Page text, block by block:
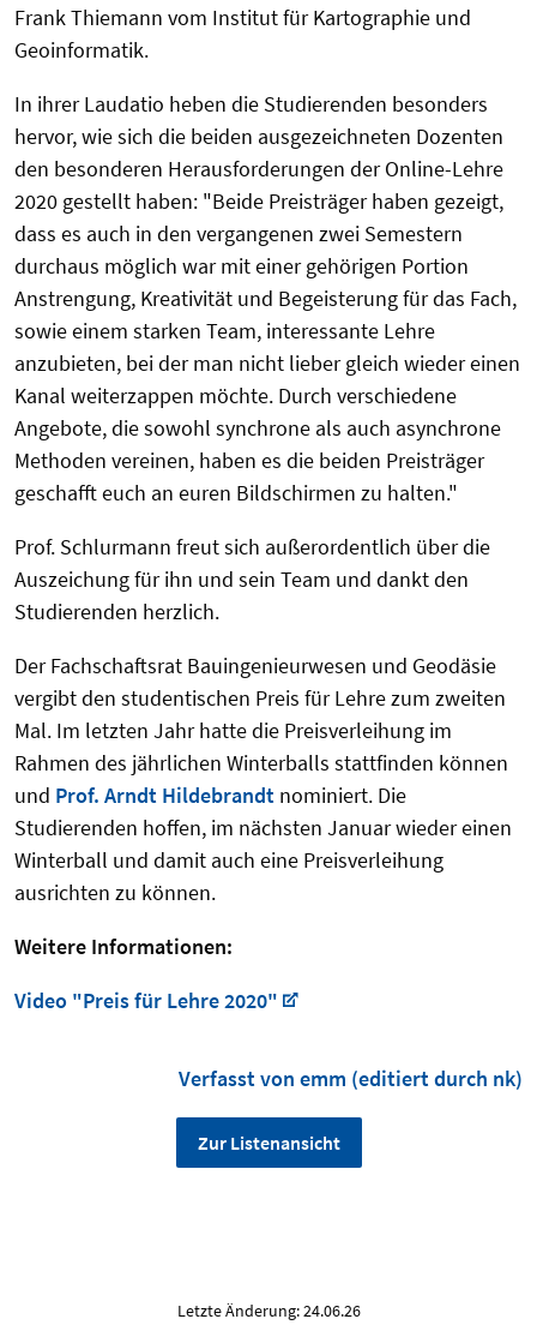
Frank Thiemann vom Institut für Kartographie und
Geoinformatik.
In ihrer Laudatio heben die Studierenden besonders
hervor, wie sich die beiden ausgezeichneten Dozenten
den besonderen Herausforderungen der Online-Lehre
2020 gestellt haben: "Beide Preisträger haben gezeigt,
dass es auch in den vergangenen zwei Semestern
durchaus möglich war mit einer gehörigen Portion
Anstrengung, Kreativität und Begeisterung für das Fach,
sowie einem starken Team, interessante Lehre
anzubieten, bei der man nicht lieber gleich wieder einen
Kanal weiterzappen möchte. Durch verschiedene
Angebote, die sowohl synchrone als auch asynchrone
Methoden vereinen, haben es die beiden Preisträger
geschafft euch an euren Bildschirmen zu halten."
Prof. Schlurmann freut sich außerordentlich über die
Auszeichung für ihn und sein Team und dankt den
Studierenden herzlich.
Der Fachschaftsrat Bauingenieurwesen und Geodäsie
vergibt den studentischen Preis für Lehre zum zweiten
Mal. Im letzten Jahr hatte die Preisverleihung im
Rahmen des jährlichen Winterballs stattfinden können
und Prof. Arndt Hildebrandt nominiert. Die
Studierenden hoffen, im nächsten Januar wieder einen
Winterball und damit auch eine Preisverleihung
ausrichten zu können.
Weitere Informationen:
Video "Preis für Lehre 2020"
Verfasst von emm (editiert durch nk)
Zur Listenansicht
Letzte Änderung: 24.06.26